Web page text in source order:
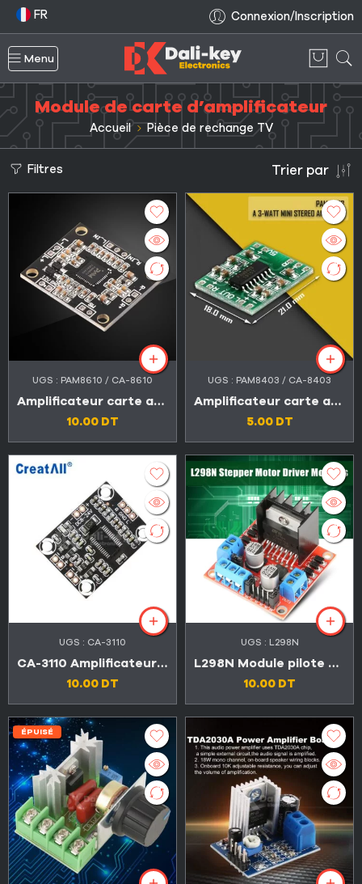
FR Connexion/Inscription
Menu
Module de carte d’amplificateur
Accueil Pièce de rechange TV
Filtres Trier par
UGS : PAM8610 / CA-8610
Amplificateur carte audio 2×15 W stéréo 12V
10.00 DT
UGS : PAM8403 / CA-8403
Amplificateur carte audio 2×3 W stéréo 5V
5.00 DT
UGS : CA-3110
CA-3110 Amplificateur carte audio 2×15 W stéréo 8-24 V
10.00 DT
UGS : L298N
L298N Module pilote moteur pas à pas
10.00 DT
ÉPUISÉ